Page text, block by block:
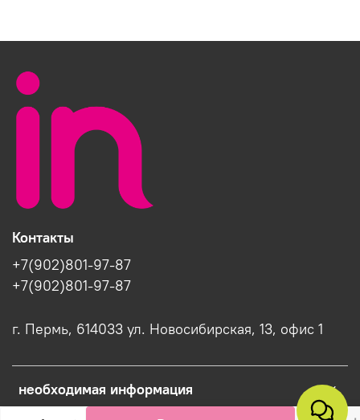
необходимая информация
Контакты
+7(902)801-97-87
+7(902)801-97-87
г. Пермь, 614033 ул. Новосибирская, 13, офис 1